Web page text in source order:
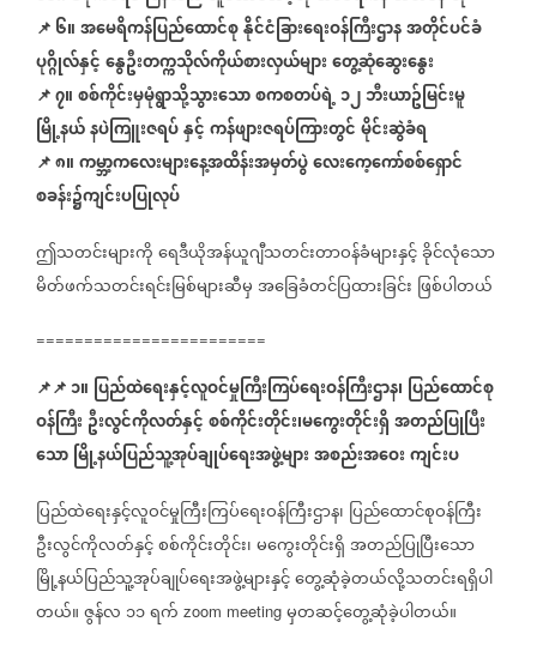
📌၆။အမေရိကန်ပြည်ထောင်စုနိုင်ငံခြားရေးဝန်ကြီးဌာနအတိုင်ပင်ခံ
ပုဂ္ဂိုလ်နှင့်နွေဦးတက္ကသိုလ်ကိုယ်စားလှယ်များတွေ့ဆုံဆွေးနွေး
📌၇။စစ်ကိုင်းမှမုံရွာသို့သွားသောစကစတပ်ရဲ့၁၂ဘီးယာဥ်မြင်းမူ
မြို့နယ်နပဲကြူးဇရပ်နှင့်ကန်ဖျားဇရပ်ကြားတွင်မိုင်းဆွဲခံရ
📌၈။ကမ္ဘာ့ကလေးများနေ့အထိန်းအမှတ်ပွဲလေးကေ့ကော်စစ်ရှောင်
စခန်း၌ကျင်းပပြုလုပ်
ဤသတင်းများကိုရေဒီယိုအန်ယူဂျီသတင်းတာဝန်ခံများနှင့်ခိုင်လုံသော
မိတ်ဖက်သတင်းရင်းမြစ်များဆီမှအခြေခံတင်ပြထားခြင်း ဖြစ်ပါတယ်
========================
📌📌၁။ ပြည်ထဲရေးနှင့်လူဝင်မှုကြီးကြပ်ရေးဝန်ကြီးဌာန၊ ပြည်ထောင်စု
ဝန်ကြီး ဦးလွင်ကိုလတ်နှင့်စစ်ကိုင်းတိုင်း၊မကွေးတိုင်းရှိအတည်ပြုပြီး
သောမြို့နယ်ပြည်သူ့အုပ်ချုပ်ရေးအဖွဲ့များအစည်းအဝေးကျင်းပ
ပြည်ထဲရေးနှင့်လူဝင်မှုကြီးကြပ်ရေးဝန်ကြီးဌာန၊ ပြည်ထောင်စုဝန်ကြီး
ဦးလွင်ကိုလတ်နှင့်စစ်ကိုင်းတိုင်း၊မကွေးတိုင်းရှိအတည်ပြုပြီးသော
မြို့နယ်ပြည်သူ့အုပ်ချုပ်ရေးအဖွဲ့များနှင့်တွေ့ဆုံခဲ့တယ်လို့သတင်းရရှိပါ
တယ်။ဇွန်လ ၁၁ရက် zoom meeting မှတဆင့်တွေ့ဆုံခဲ့ပါတယ်။